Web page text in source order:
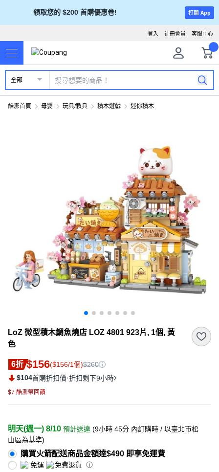
領取您的 $200 首購優惠卷! 打開 App
客服中心
註冊會員
登入
全部
酷澎首頁 母嬰 玩具/教具 積木遊戲 迷你積木
LoZ 微型積木鯛魚燒店 LOZ 4801 923片, 1個, 黃
色
6折 $156($156/1個)$260
$104首購折扣價·折扣剩下9小時
$7 酷澎幣回饋
明天(週一) 8/10 預計送達 (9小時 45分 內訂購時 / 以臺北市松
山區為基準)
購買火箭配送商品金額達$490 即享免運費
免運 免費退貨